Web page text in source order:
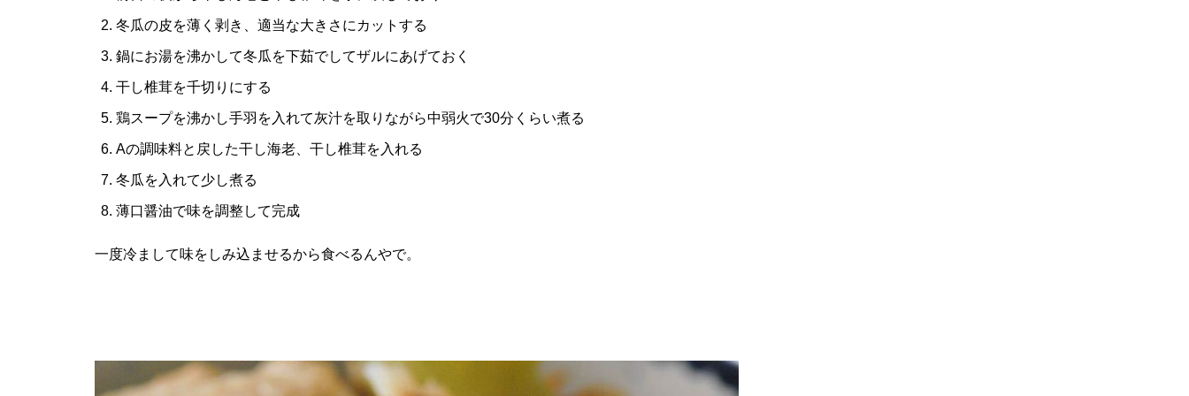
冬瓜の皮を薄く剥き、適当な大きさにカットする
鍋にお湯を沸かして冬瓜を下茹でしてザルにあげておく
干し椎茸を千切りにする
鶏スープを沸かし手羽を入れて灰汁を取りながら中弱火で30分くらい煮る
Aの調味料と戻した干し海老、干し椎茸を入れる
冬瓜を入れて少し煮る
薄口醤油で味を調整して完成
一度冷まして味をしみ込ませるから食べるんやで。